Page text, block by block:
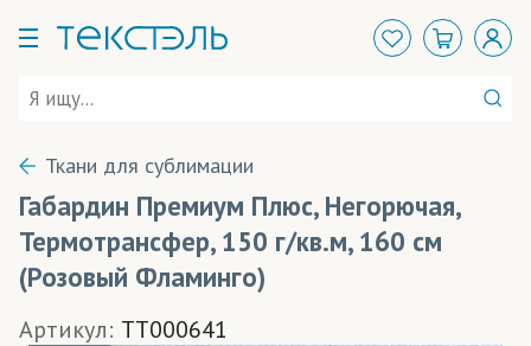
Ткани для сублимации
Габардин Премиум Плюс, Негорючая,
Термотрансфер, 150 г/кв.м, 160 см
(Розовый Фламинго)
Артикул: TT000641